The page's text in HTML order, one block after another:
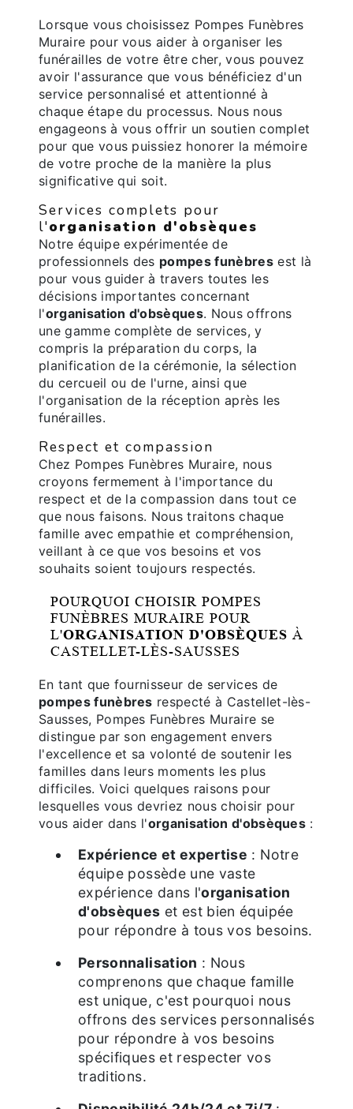
Lorsque vous choisissez Pompes Funèbres
Muraire pour vous aider à organiser les
funérailles de votre être cher, vous pouvez
avoir l'assurance que vous bénéficiez d'un
service personnalisé et attentionné à
chaque étape du processus. Nous nous
engageons à vous offrir un soutien complet
pour que vous puissiez honorer la mémoire
de votre proche de la manière la plus
significative qui soit.
Services complets pour
l'organisation d'obsèques
Notre équipe expérimentée de
professionnels des pompes funèbresest là
pour vous guider à travers toutes les
décisions importantes concernant
l'organisation d'obsèques. Nous offrons
une gamme complète de services, y
compris la préparation du corps, la
planification de la cérémonie, la sélection
du cercueil ou de l'urne, ainsi que
l'organisation de la réception après les
funérailles.
Respect et compassion
Chez Pompes Funèbres Muraire, nous
croyons fermement à l'importance du
respect et de la compassion dans tout ce
que nous faisons. Nous traitons chaque
famille avec empathie et compréhension,
veillant à ce que vos besoins et vos
souhaits soient toujours respectés.
POURQUOI CHOISIR POMPES
FUNÈBRES MURAIRE POUR
L'ORGANISATION D'OBSÈQUES À
CASTELLET-LÈS-SAUSSES
En tant que fournisseur de services de
pompes funèbres respecté à Castellet-lès-
Sausses, Pompes Funèbres Muraire se
distingue par son engagement envers
l'excellence et sa volonté de soutenir les
familles dans leurs moments les plus
difficiles. Voici quelques raisons pour
lesquelles vous devriez nous choisir pour
vous aider dans l'organisation d'obsèques :
Expérience et expertise : Notre
équipe possède une vaste
expérience dans l'organisation
d'obsèques et est bien équipée
pour répondre à tous vos besoins.
Personnalisation : Nous
comprenons que chaque famille
est unique, c'est pourquoi nous
offrons des services personnalisés
pour répondre à vos besoins
spécifiques et respecter vos
traditions.